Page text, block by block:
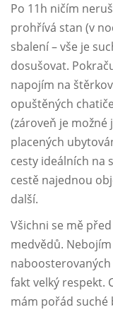
Po 11h ničím
prohřívá stan (v
sbalení – vše je
dosušovat.
napojím na
opuštěných
(zároveň je možné
placených
cesty ideálních na
cestě najednou
další.
Všichni se mě
medvědů.
fakt velký respekt.
mám pořád suché